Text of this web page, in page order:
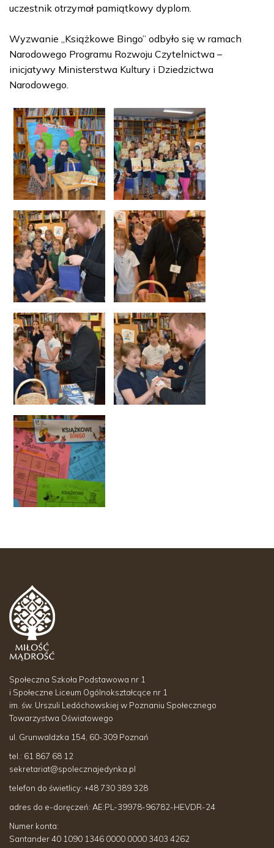
uczestnik otrzymał pamiątkowy dyplom.
Wyzwanie „Książkowe Bingo” odbyło się w ramach
Narodowego Programu Rozwoju Czytelnictwa –
inicjatywy Ministerstwa Kultury i Dziedzictwa
Narodowego.
Społeczna Szkoła Podstawowa nr 1
i Społeczne Liceum Ogólnokształcące nr 1
im. św. Urszuli Ledóchowskiej w Poznaniu Społecznego
Towarzystwa Oświatowego
ul. Grunwaldzka 154, 60-309 Poznań
tel.: 61 867 68 12
sekretariat@spolecznajedynka.pl
telefon do świetlicy: +48 730 389 328
adres do e-doręczeń: AE:PL-39978-96782-HEVDR-24
Numer konta:
Santander 40 1090 1346 0000 0000 3403 4262